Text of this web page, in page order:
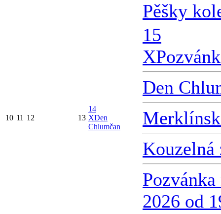
Pěšky
10 11 12 13
14
XDen
Chlumčan
15
X
Den
Kouzelná
2026 od